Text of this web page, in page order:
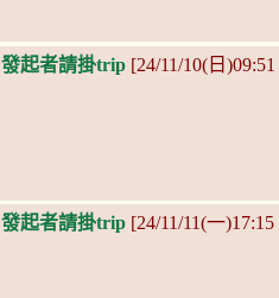
發起者請掛trip [24/11/10(日
發起者請掛trip [24/11/11(一